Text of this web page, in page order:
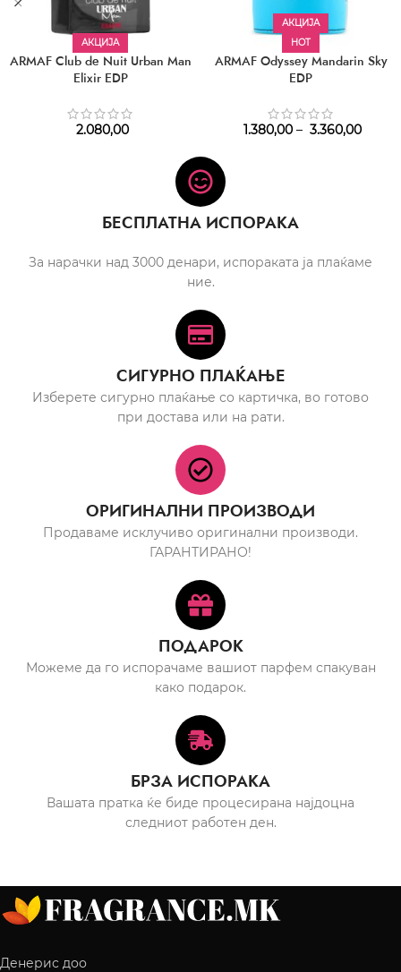
АКЦИЈА
ARMAF Club de Nuit Urban Man
Elixir EDP
2.080,00
АКЦИЈА
HOT
ARMAF Odyssey Mandarin Sky
EDP
1.380,00 – 3.360,00
БЕСПЛАТНА ИСПОРАКА
За нарачки над 3000 денари, испораката ја плаќаме
ние.
СИГУРНО ПЛАЌАЊЕ
Изберете сигурно плаќање со картичка, во готово
при достава или на рати.
ОРИГИНАЛНИ ПРОИЗВОДИ
Продаваме исклучиво оригинални производи.
ГАРАНТИРАНО!
ПОДАРОК
Можеме да го испорачаме вашиот парфем спакуван
како подарок.
БРЗА ИСПОРАКА
Вашата пратка ќе биде процесирана најдоцна
следниот работен ден.
Денерис доо